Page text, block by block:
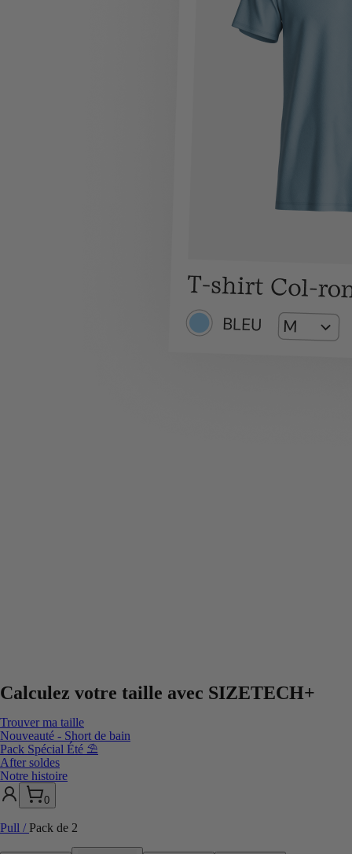
Calculez votre taille avec SIZETECH+
Trouver ma taille
Nouveauté - Short de bain
Pack Spécial Été ⛱️
After soldes
Notre histoire
0
Pull /Pack de 2